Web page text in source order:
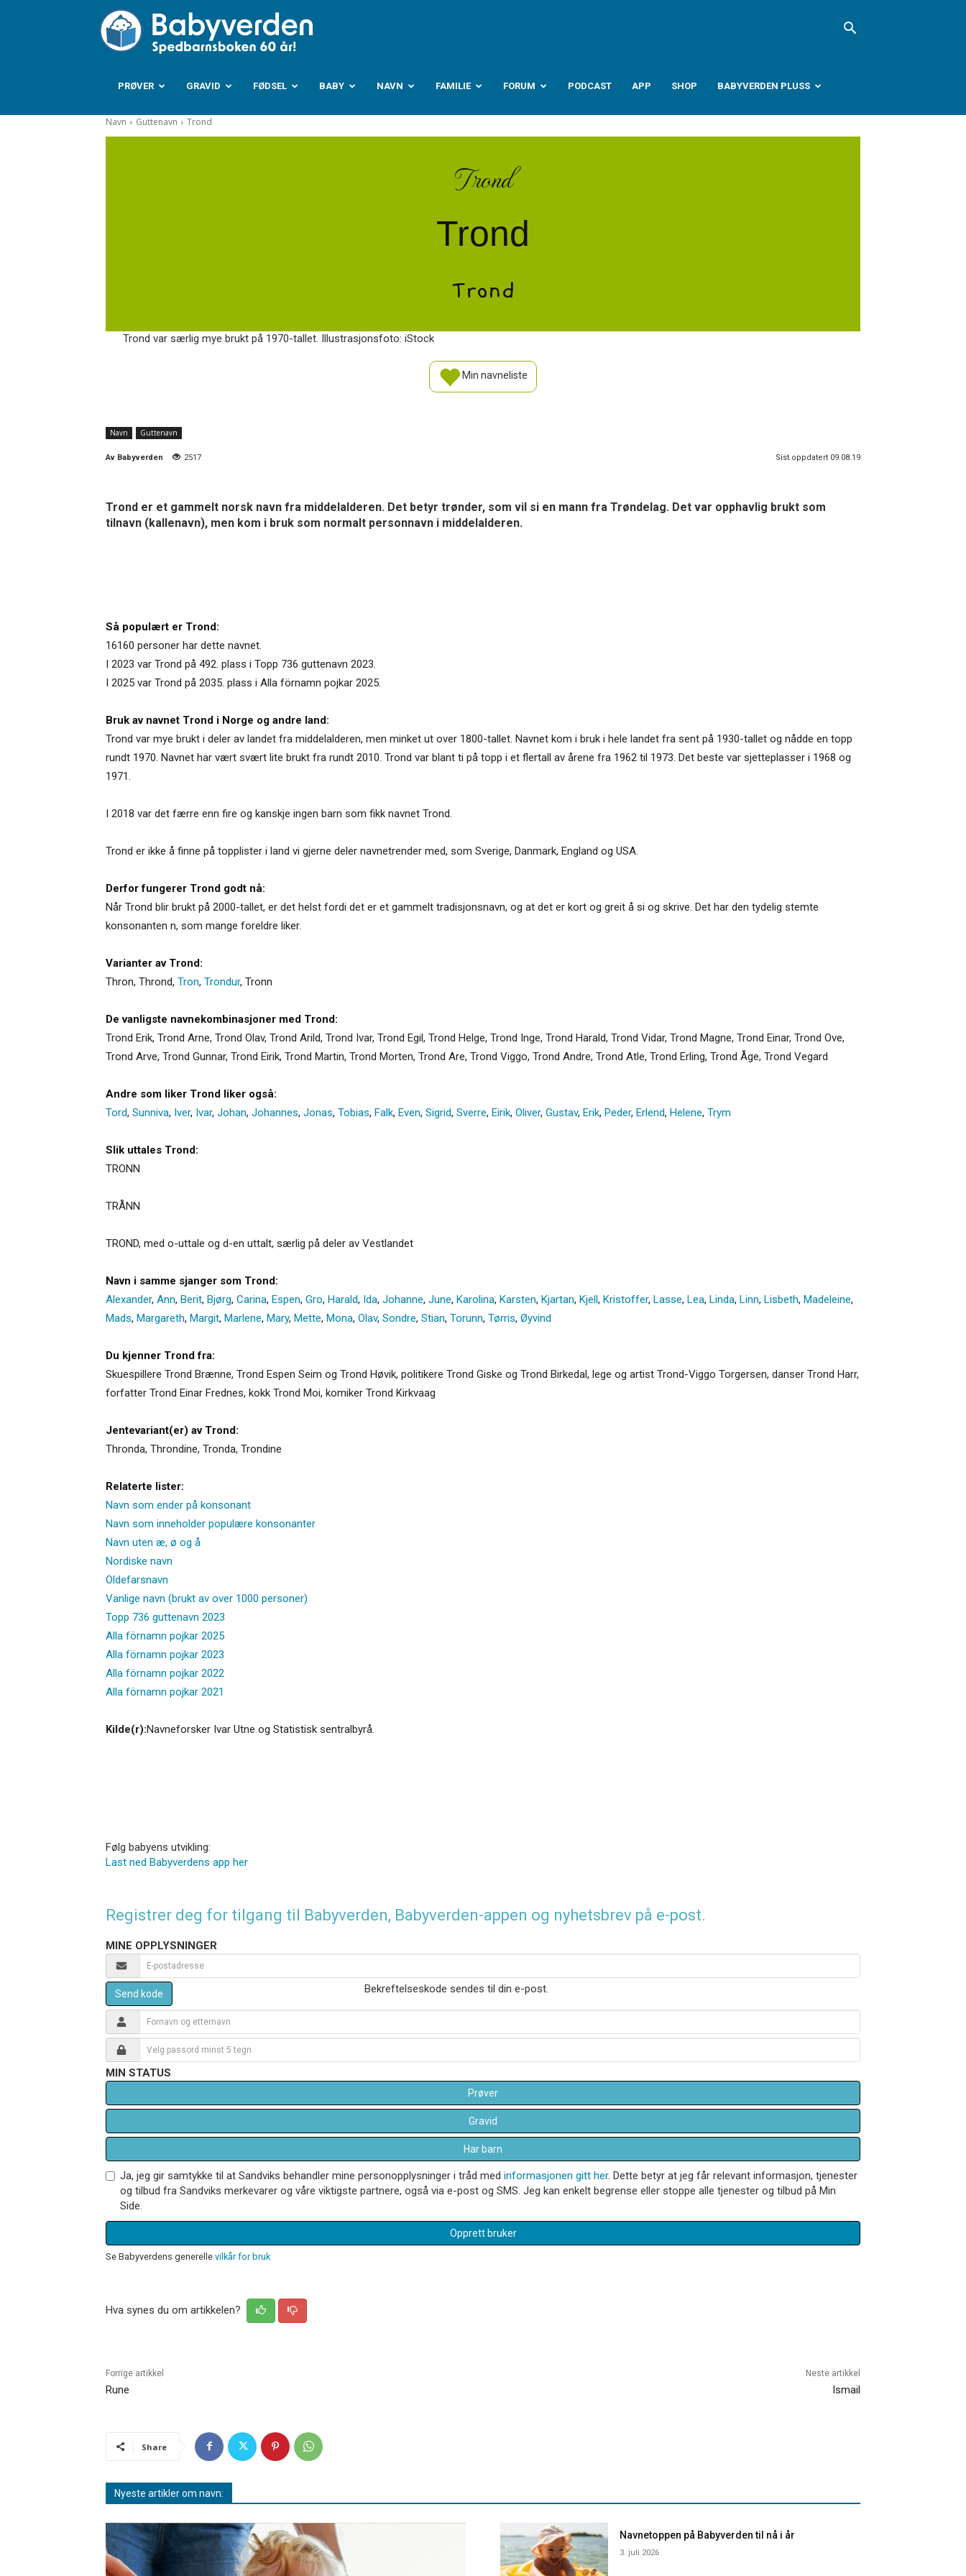
Babyverden.no
PRØVER GRAVID FØDSEL BABY NAVN FAMILIE FORUM PODCAST APP SHOP BABYVERDEN PLUSS
Navn Guttenavn Trond
Trond
Trond
Trond
Trond var særlig mye brukt på 1970-tallet. Illustrasjonsfoto: iStock
Min navneliste
Navn Guttenavn
Av Babyverden 2517 Sist oppdatert 09.08.19
Trond er et gammelt norsk navn fra middelalderen. Det betyr trønder, som vil si en mann fra Trøndelag. Det var opphavlig brukt som
tilnavn (kallenavn), men kom i bruk som normalt personnavn i middelalderen.
Så populært er Trond:
16160 personer har dette navnet.
I 2023 var Trond på 492. plass i Topp 736 guttenavn 2023.
I 2025 var Trond på 2035. plass i Alla förnamn pojkar 2025.
Bruk av navnet Trond i Norge og andre land:
Trond var mye brukt i deler av landet fra middelalderen, men minket ut over 1800-tallet. Navnet kom i bruk i hele landet fra sent på 1930-tallet og nådde en topp
rundt 1970. Navnet har vært svært lite brukt fra rundt 2010. Trond var blant ti på topp i et flertall av årene fra 1962 til 1973. Det beste var sjetteplasser i 1968 og
1971.
I 2018 var det færre enn fire og kanskje ingen barn som fikk navnet Trond.
Trond er ikke å finne på topplister i land vi gjerne deler navnetrender med, som Sverige, Danmark, England og USA.
Derfor fungerer Trond godt nå:
Når Trond blir brukt på 2000-tallet, er det helst fordi det er et gammelt tradisjonsnavn, og at det er kort og greit å si og skrive. Det har den tydelig stemte
konsonanten n, som mange foreldre liker.
Varianter av Trond:
Thron, Thrond, Tron, Trondur, Tronn
De vanligste navnekombinasjoner med Trond:
Trond Erik, Trond Arne, Trond Olav, Trond Arild, Trond Ivar, Trond Egil, Trond Helge, Trond Inge, Trond Harald, Trond Vidar, Trond Magne, Trond Einar, Trond Ove,
Trond Arve, Trond Gunnar, Trond Eirik, Trond Martin, Trond Morten, Trond Are, Trond Viggo, Trond Andre, Trond Atle, Trond Erling, Trond Åge, Trond Vegard
Andre som liker Trond liker også:
Tord, Sunniva, Iver, Ivar, Johan, Johannes, Jonas, Tobias, Falk, Even, Sigrid, Sverre, Eirik, Oliver, Gustav, Erik, Peder, Erlend, Helene, Trym
Slik uttales Trond:
TRONN
TRÅNN
TROND, med o-uttale og d-en uttalt, særlig på deler av Vestlandet
Navn i samme sjanger som Trond:
Alexander, Ann, Berit, Bjørg, Carina, Espen, Gro, Harald, Ida, Johanne, June, Karolina, Karsten, Kjartan, Kjell, Kristoffer, Lasse, Lea, Linda, Linn, Lisbeth, Madeleine,
Mads, Margareth, Margit, Marlene, Mary, Mette, Mona, Olav, Sondre, Stian, Torunn, Tørris, Øyvind
Du kjenner Trond fra:
Skuespillere Trond Brænne, Trond Espen Seim og Trond Høvik, politikere Trond Giske og Trond Birkedal, lege og artist Trond-Viggo Torgersen, danser Trond Harr,
forfatter Trond Einar Frednes, kokk Trond Moi, komiker Trond Kirkvaag
Jentevariant(er) av Trond:
Thronda, Throndine, Tronda, Trondine
Relaterte lister:
Navn som ender på konsonant
Navn som inneholder populære konsonanter
Navn uten æ, ø og å
Nordiske navn
Oldefarsnavn
Vanlige navn (brukt av over 1000 personer)
Topp 736 guttenavn 2023
Alla förnamn pojkar 2025
Alla förnamn pojkar 2023
Alla förnamn pojkar 2022
Alla förnamn pojkar 2021
Kilde(r):Navneforsker Ivar Utne og Statistisk sentralbyrå.
Følg babyens utvikling:
Last ned Babyverdens app her
Registrer deg for tilgang til Babyverden, Babyverden-appen og nyhetsbrev på e-post.
MINE OPPLYSNINGER
Send kode Bekreftelseskode sendes til din e-post.
MIN STATUS
Prøver
Gravid
Har barn
Ja, jeg gir samtykke til at Sandviks behandler mine personopplysninger i tråd med informasjonen gitt her. Dette betyr at jeg får relevant informasjon, tjenester
og tilbud fra Sandviks merkevarer og våre viktigste partnere, også via e-post og SMS. Jeg kan enkelt begrense eller stoppe alle tjenester og tilbud på Min
Side.
Opprett bruker
Se Babyverdens generelle vilkår for bruk
Hva synes du om artikkelen?
Forrige artikkel
Rune
Neste artikkel
Ismail
Share
Nyeste artikler om navn:
Navnetoppen på Babyverden til nå i år
3. juli 2026